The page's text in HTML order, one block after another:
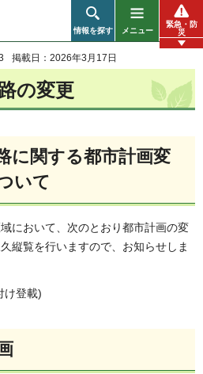
情報を探す メニュー
緊急・防
災
掲載日：2026年3月17日
の変更
に関する都市計画変
いて
において、次のとおり都市計画の変
縦覧を行いますので、お知らせしま
け登載)